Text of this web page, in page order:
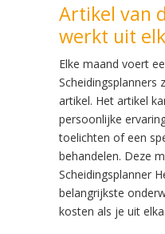
Artikel van
werkt uit
Elke maand voert
Scheidingsplanners
artikel. Het artikel
persoonlijke
toelichten of een
behandelen. Deze
Scheidingsplanner
belangrijkste
kosten als je uit